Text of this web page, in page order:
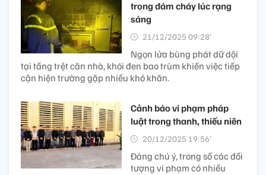
trong đám cháy lúc rạng
sáng
21/12/2025 09:28’
Ngọn lửa bùng phát dữ dội
tại tầng trệt căn nhà, khói đen bao trùm khiến việc tiếp
cận hiện trường gặp nhiều khó khăn.
Cảnh báo vi phạm pháp
luật trong thanh, thiếu niên
20/12/2025 19:56’
Đáng chú ý, trong số các đối
tượng vi phạm có nhiều